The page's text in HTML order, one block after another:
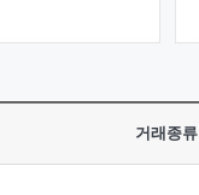
거래종류